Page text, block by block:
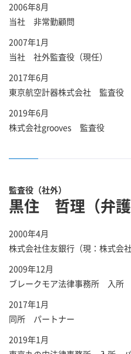
2006年8月
当社 非常勤顧問
2007年1月
当社 社外監査役（現任）
2017年6月
東京航空計器株式会社 監査役
2019年6月
株式会社grooves 監査役
監査役（社外）
黒住 哲理（弁護
2000年4月
株式会社住友銀行（現：株式
2009年12月
ブレークモア法律事務所 入所
2017年1月
同所 パートナー
2019年1月